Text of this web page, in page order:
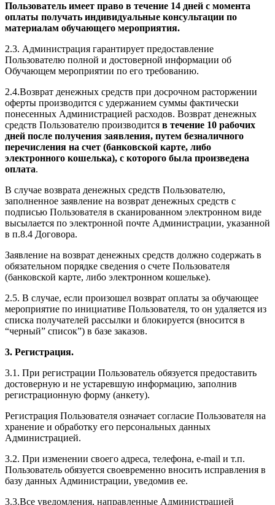
Пользователь имеет право в течение 14 дней с момента
оплаты получать индивидуальные консультации по
материалам обучающего мероприятия.
2.3. Администрация гарантирует предоставление
Пользователю полной и достоверной информации об
Обучающем мероприятии по его требованию.
2.4.Возврат денежных средств при досрочном расторжении
оферты производится с удержанием суммы фактически
понесенных Администрацией расходов. Возврат денежных
средств Пользователю производится в течение 10 рабочих
дней после получения заявления, путем безналичного
перечисления на счет (банковской карте, либо
электронного кошелька), с которого была произведена
оплата.
В случае возврата денежных средств Пользователю,
заполненное заявление на возврат денежных средств с
подписью Пользователя в сканированном электронном виде
высылается по электронной почте Администрации, указанной
в п.8.4 Договора.
Заявление на возврат денежных средств должно содержать в
обязательном порядке сведения о счете Пользователя
(банковской карте, либо электронном кошельке).
2.5. В случае, если произошел возврат оплаты за обучающее
мероприятие по инициативе Пользователя, то он удаляется из
списка получателей рассылки и блокируется (вносится в
“черный” список”) в базе заказов.
3. Регистрация.
3.1. При регистрации Пользователь обязуется предоставить
достоверную и не устаревшую информацию, заполнив
регистрационную форму (анкету).
Регистрация Пользователя означает согласие Пользователя на
хранение и обработку его персональных данных
Администрацией.
3.2. При изменении своего адреса, телефона, e-mail и т.п.
Пользователь обязуется своевременно вносить исправления в
базу данных Администрации, уведомив ее.
3.3.Все уведомления, направленные Администрацией